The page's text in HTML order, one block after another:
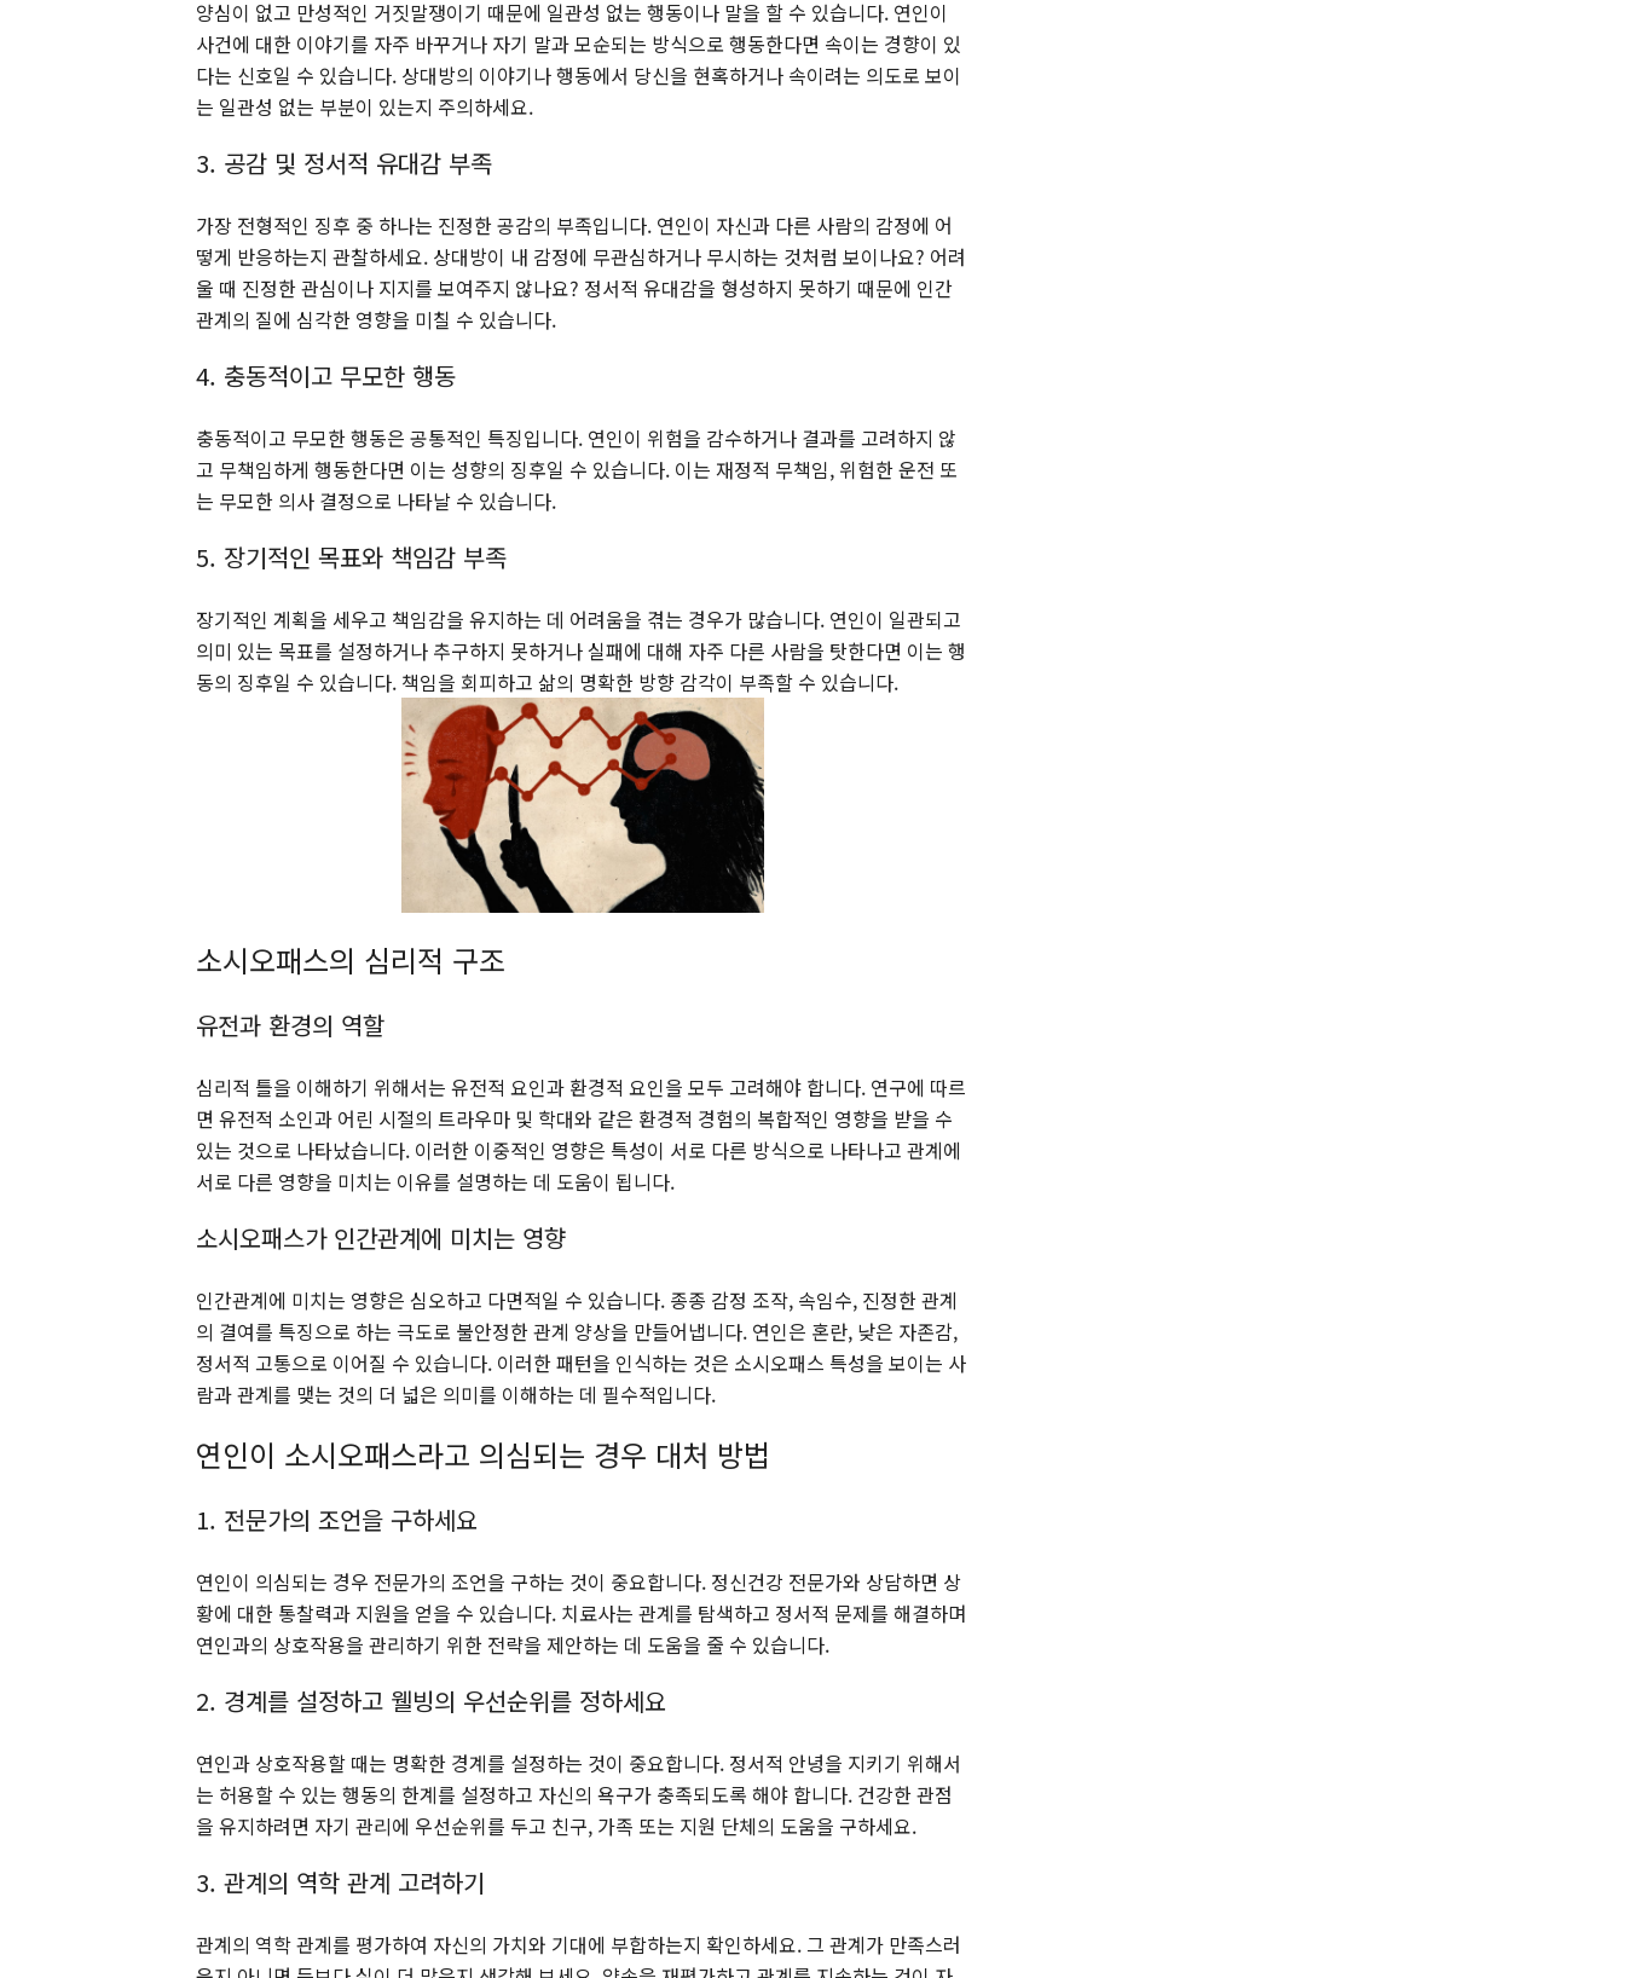
양심이 없고 만성적인 거짓말쟁이기 때문에 일관성 없는 행동이나 말을 할 수 있습니다. 연인이
사건에 대한 이야기를 자주 바꾸거나 자기 말과 모순되는 방식으로 행동한다면 속이는 경향이 있
다는 신호일 수 있습니다. 상대방의 이야기나 행동에서 당신을 현혹하거나 속이려는 의도로 보이
는 일관성 없는 부분이 있는지 주의하세요.
3. 공감 및 정서적 유대감 부족
가장 전형적인 징후 중 하나는 진정한 공감의 부족입니다. 연인이 자신과 다른 사람의 감정에 어
떻게 반응하는지 관찰하세요. 상대방이 내 감정에 무관심하거나 무시하는 것처럼 보이나요? 어려
울 때 진정한 관심이나 지지를 보여주지 않나요? 정서적 유대감을 형성하지 못하기 때문에 인간
관계의 질에 심각한 영향을 미칠 수 있습니다.
4. 충동적이고 무모한 행동
충동적이고 무모한 행동은 공통적인 특징입니다. 연인이 위험을 감수하거나 결과를 고려하지 않
고 무책임하게 행동한다면 이는 성향의 징후일 수 있습니다. 이는 재정적 무책임, 위험한 운전 또
는 무모한 의사 결정으로 나타날 수 있습니다.
5. 장기적인 목표와 책임감 부족
장기적인 계획을 세우고 책임감을 유지하는 데 어려움을 겪는 경우가 많습니다. 연인이 일관되고
의미 있는 목표를 설정하거나 추구하지 못하거나 실패에 대해 자주 다른 사람을 탓한다면 이는 행
동의 징후일 수 있습니다. 책임을 회피하고 삶의 명확한 방향 감각이 부족할 수 있습니다.
소시오패스의 심리적 구조
유전과 환경의 역할
심리적 틀을 이해하기 위해서는 유전적 요인과 환경적 요인을 모두 고려해야 합니다. 연구에 따르
면 유전적 소인과 어린 시절의 트라우마 및 학대와 같은 환경적 경험의 복합적인 영향을 받을 수
있는 것으로 나타났습니다. 이러한 이중적인 영향은 특성이 서로 다른 방식으로 나타나고 관계에
서로 다른 영향을 미치는 이유를 설명하는 데 도움이 됩니다.
소시오패스가 인간관계에 미치는 영향
인간관계에 미치는 영향은 심오하고 다면적일 수 있습니다. 종종 감정 조작, 속임수, 진정한 관계
의 결여를 특징으로 하는 극도로 불안정한 관계 양상을 만들어냅니다. 연인은 혼란, 낮은 자존감,
정서적 고통으로 이어질 수 있습니다. 이러한 패턴을 인식하는 것은 소시오패스 특성을 보이는 사
람과 관계를 맺는 것의 더 넓은 의미를 이해하는 데 필수적입니다.
연인이 소시오패스라고 의심되는 경우 대처 방법
1. 전문가의 조언을 구하세요
연인이 의심되는 경우 전문가의 조언을 구하는 것이 중요합니다. 정신건강 전문가와 상담하면 상
황에 대한 통찰력과 지원을 얻을 수 있습니다. 치료사는 관계를 탐색하고 정서적 문제를 해결하며
연인과의 상호작용을 관리하기 위한 전략을 제안하는 데 도움을 줄 수 있습니다.
2. 경계를 설정하고 웰빙의 우선순위를 정하세요
연인과 상호작용할 때는 명확한 경계를 설정하는 것이 중요합니다. 정서적 안녕을 지키기 위해서
는 허용할 수 있는 행동의 한계를 설정하고 자신의 욕구가 충족되도록 해야 합니다. 건강한 관점
을 유지하려면 자기 관리에 우선순위를 두고 친구, 가족 또는 지원 단체의 도움을 구하세요.
3. 관계의 역학 관계 고려하기
관계의 역학 관계를 평가하여 자신의 가치와 기대에 부합하는지 확인하세요. 그 관계가 만족스러